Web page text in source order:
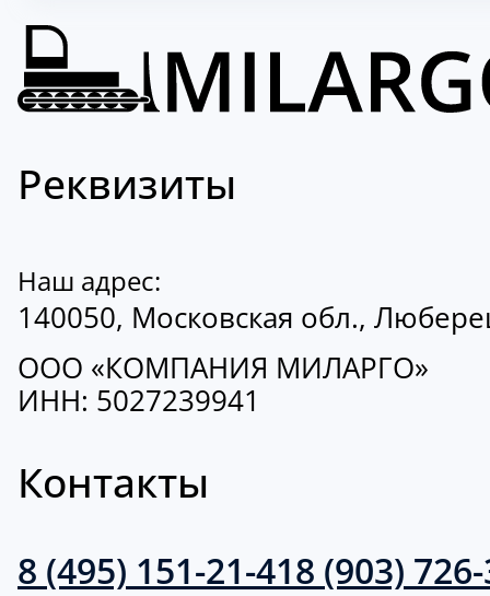
Реквизиты
Наш адрес:
140050, Московская обл.,
ООО «КОМПАНИЯ МИЛАРГО»
ИНН: 5027239941
Контакты
8 (495) 151-21-418 (903)